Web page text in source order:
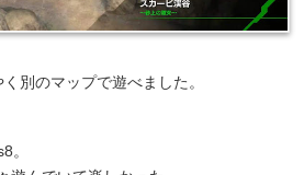
別のマップで遊べました。
。